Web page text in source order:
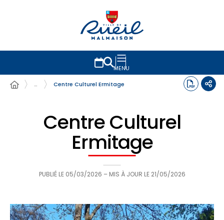
MENU
…
Centre Culturel Ermitage
Centre Culturel
Ermitage
PUBLIÉ LE 05/03/2026 – MIS À JOUR LE 21/05/2026